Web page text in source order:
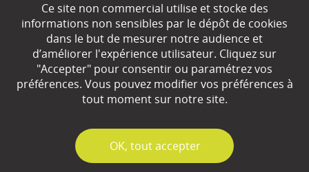
Partenaires
Espace Presse
Plan du site
Mentions légales
Ce site non commercial utilise et stocke des
informations non sensibles par le dépôt de cookies
dans le but de mesurer notre audience et
d’améliorer l'expérience utilisateur. Cliquez sur
"Accepter" pour consentir ou paramétrez vos
préférences. Vous pouvez modifier vos préférences à
tout moment sur notre site.
✓
OK, tout accepter